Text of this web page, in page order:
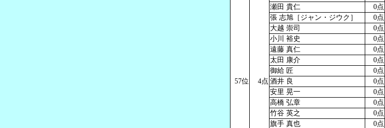
57位 4点
瀬田 貴仁
0点
張 志旭［ジャン・ジウク］
0点
大越 崇司
0点
小川 裕史
0点
遠藤 真仁
0点
太田 康介
0点
御給 匠
0点
酒井 良
0点
安里 晃一
0点
高橋 弘章
0点
竹谷 英之
0点
旗手 真也
0点